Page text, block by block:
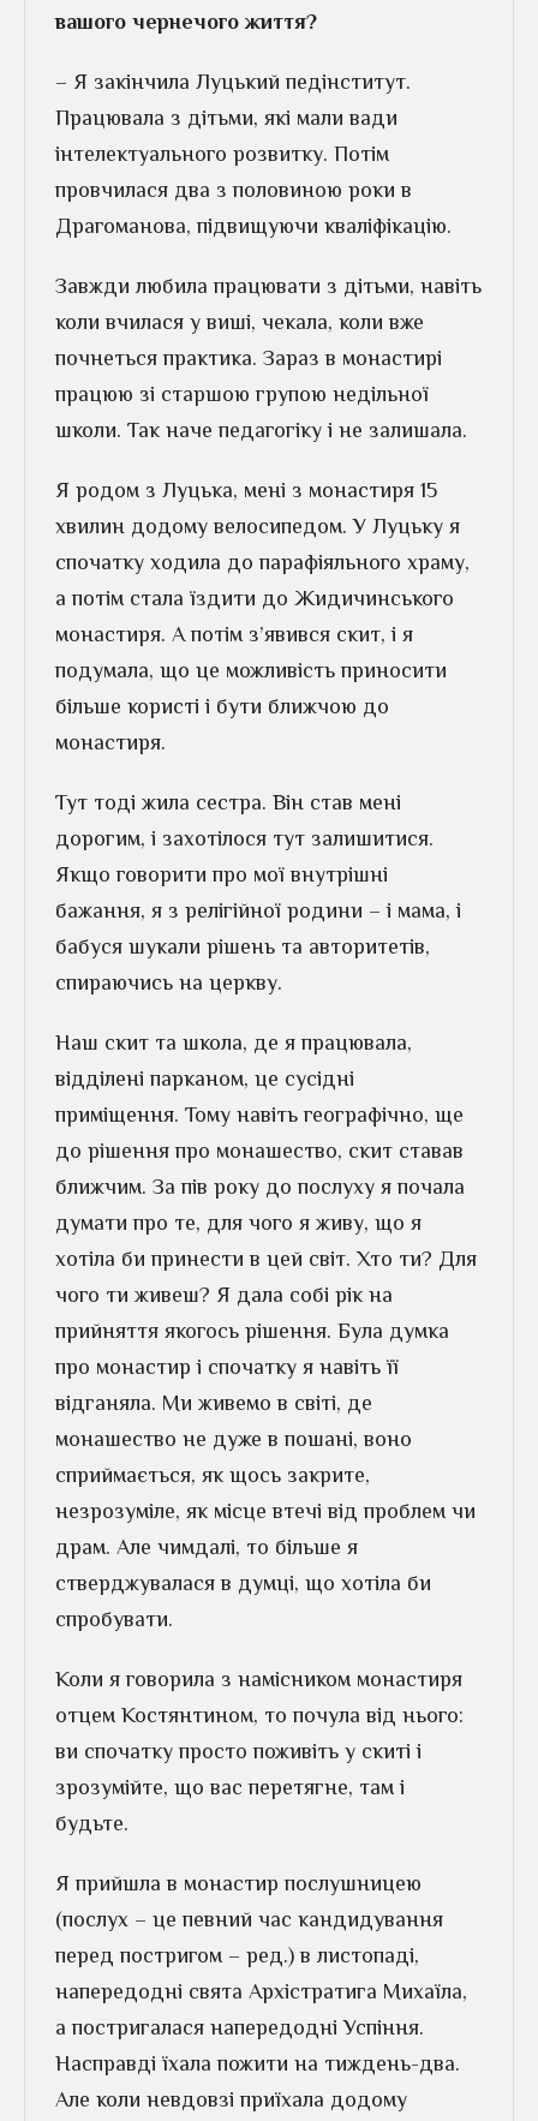
вашого чернечого життя?
– Я закінчила Луцький педінститут.
Працювала з дітьми, які мали вади
інтелектуального розвитку. Потім
провчилася два з половиною роки в
Драгоманова, підвищуючи кваліфікацію.
Завжди любила працювати з дітьми, навіть
коли вчилася у виші, чекала, коли вже
почнеться практика. Зараз в монастирі
працюю зі старшою групою недільної
школи. Так наче педагогіку і не залишала.
Я родом з Луцька, мені з монастиря 15
хвилин додому велосипедом. У Луцьку я
спочатку ходила до парафіяльного храму,
а потім стала їздити до Жидичинського
монастиря. А потім з’явився скит, і я
подумала, що це можливість приносити
більше користі і бути ближчою до
монастиря.
Тут тоді жила сестра. Він став мені
дорогим, і захотілося тут залишитися.
Якщо говорити про мої внутрішні
бажання, я з релігійної родини – і мама, і
бабуся шукали рішень та авторитетів,
спираючись на церкву.
Наш скит та школа, де я працювала,
відділені парканом, це сусідні
приміщення. Тому навіть географічно, ще
до рішення про монашество, скит ставав
ближчим. За пів року до послуху я почала
думати про те, для чого я живу, що я
хотіла би принести в цей світ. Хто ти? Для
чого ти живеш? Я дала собі рік на
прийняття якогось рішення. Була думка
про монастир і спочатку я навіть її
відганяла. Ми живемо в світі, де
монашество не дуже в пошані, воно
сприймається, як щось закрите,
незрозуміле, як місце втечі від проблем чи
драм. Але чимдалі, то більше я
стверджувалася в думці, що хотіла би
спробувати.
Коли я говорила з намісником монастиря
отцем Костянтином, то почула від нього:
ви спочатку просто поживіть у скиті і
зрозумійте, що вас перетягне, там і
будьте.
Я прийшла в монастир послушницею
(послух – це певний час кандидування
перед постригом – ред.) в листопаді,
напередодні свята Архістратига Михаїла,
а постригалася напередодні Успіння.
Насправді їхала пожити на тиждень-два.
Але коли невдовзі приїхала додому